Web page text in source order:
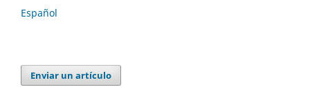
Español
Enviar un artículo